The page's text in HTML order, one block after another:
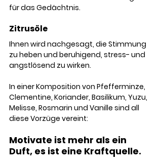
für das Gedächtnis.
Zitrusöle
Ihnen wird nachgesagt, die Stimmung
zu heben und beruhigend, stress- und
angstlösend zu wirken.
In einer Komposition von Pfefferminze,
Clementine, Koriander, Basilikum, Yuzu,
Melisse, Rosmarin und Vanille sind all
diese Vorzüge vereint:
Motivate ist mehr als ein
Duft, es ist eine Kraftquelle.